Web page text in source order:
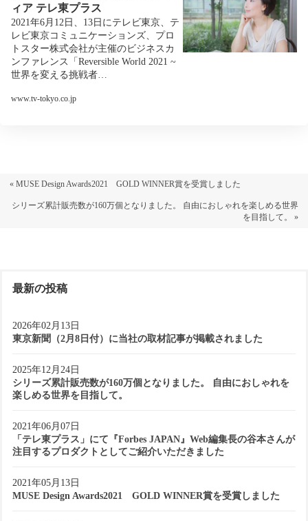
ィア テレ東プラス
2021年6月12日、13日にテレビ東京、テ
レビ東京コミュニケーションズ、プロ
トスター株式会社が主催のビジネスカ
ンファレンス「Reversible World 2021 ~
世界を変える挑戦者…
www.tv-tokyo.co.jp
« MUSE Design Awards2021 GOLD WINNER賞を受賞しました
シリーズ累計販売数が160万個となりました。 自由におしゃれを楽しめる世界
を目指して。 »
最新の投稿
2026年02月13日
東京新聞（2月8日付）に当社の取材記事が掲載されました
2025年12月24日
シリーズ累計販売数が160万個となりました。 自由におしゃれを
楽しめる世界を目指して。
2021年06月07日
「テレ東プラス」にて『Forbes JAPAN』Web編集長の谷本さんが
注目するプロダクトとしてご紹介いただきました
2021年05月13日
MUSE Design Awards2021 GOLD WINNER賞を受賞しました